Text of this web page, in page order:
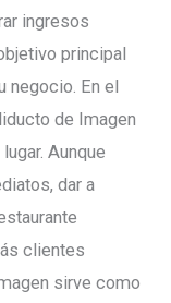
ingresos
principal
negocio. En el
de Imagen
Aunque
dar a
clientes
sirve como